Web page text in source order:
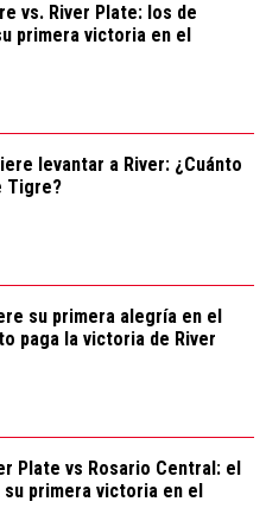
vs. River Plate: los de
primera victoria en el
levantar a River: ¿Cuánto
Tigre?
su primera alegría en el
paga la victoria de River
Plate vs Rosario Central: el
primera victoria en el